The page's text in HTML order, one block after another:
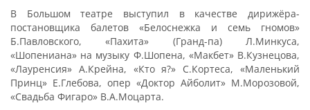
В Большом театре выступил в качестве дирижёра-
постановщика балетов «Белоснежка и семь гномов»
Б.Павловского, «Пахита» (Гранд-па) Л.Минкуса,
«Шопениана» на музыку Ф.Шопена, «Макбет» В.Кузнецова,
«Лауренсия» А.Крейна, «Кто я?» С.Кортеса, «Маленький
Принц» Е.Глебова, опер «Доктор Айболит» М.Морозовой,
«Свадьба Фигаро» В.А.Моцарта.